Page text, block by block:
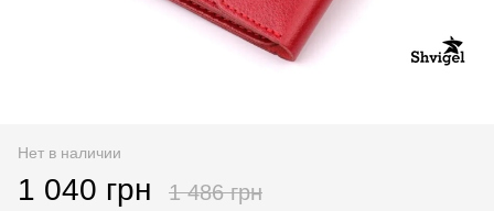
Нет в наличии
1 040 грн 1 486 грн